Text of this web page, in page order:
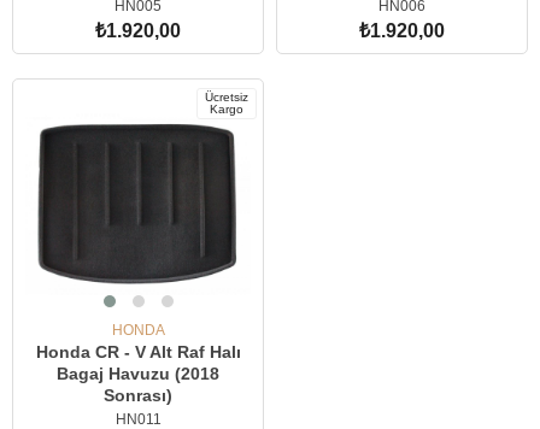
HN005
₺1.920,00
HN006
₺1.920,00
Ücretsiz
Kargo
HONDA
Honda CR - V Alt Raf Halı
Bagaj Havuzu (2018
Sonrası)
HN011